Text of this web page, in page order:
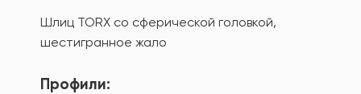
Шлиц TORX со сферической головкой,
шестигранное жало
Профили: